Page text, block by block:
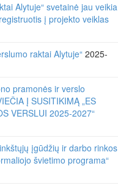
Alytuje“ svetainė jau veikia
į projekto veiklas
raktai Alytuje“ 2025-
pramonės ir verslo
Į SUSITIKIMĄ „ES
VERSLUI 2025-2027“
įgūdžių ir darbo rinkos
švietimo programa“